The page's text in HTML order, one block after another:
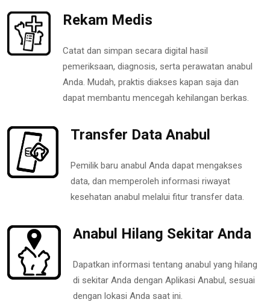
Rekam Medis
Catat dan simpan secara digital hasil
pemeriksaan, diagnosis, serta perawatan anabul
Anda. Mudah, praktis diakses kapan saja dan
dapat membantu mencegah kehilangan berkas.
Transfer Data Anabul
Pemilik baru anabul Anda dapat mengakses
data, dan memperoleh informasi riwayat
kesehatan anabul melalui fitur transfer data.
Anabul Hilang Sekitar Anda
Dapatkan informasi tentang anabul yang hilang
di sekitar Anda dengan Aplikasi Anabul, sesuai
dengan lokasi Anda saat ini.